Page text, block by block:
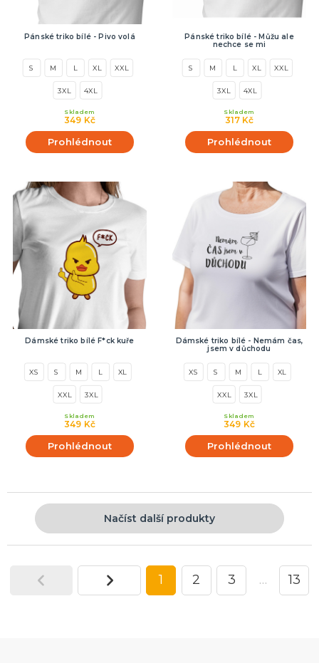
Pánské triko bílé - Pivo volá
S M L XL XXL
3XL 4XL
349 Kč
Skladem
Prohlédnout
Pánské triko bílé - Můžu ale
nechce se mi
S M L XL XXL
3XL 4XL
317 Kč
Skladem
Prohlédnout
Dámské triko bílé F*ck kuře
XS S M L XL
XXL 3XL
349 Kč
Skladem
Prohlédnout
Dámské triko bílé - Nemám čas,
jsem v důchodu
XS S M L XL
XXL 3XL
349 Kč
Skladem
Prohlédnout
Načíst další produkty
1 2 3 … 13